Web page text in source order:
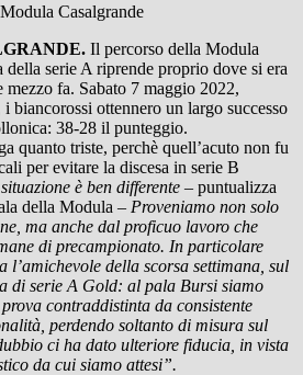
Casalgrande
Il percorso della Modula
della serie A riprende proprio dove si era
fa. Sabato 7 maggio 2022,
biancorossi ottennero un largo successo
38-28 il punteggio.
quanto triste, perchè quell’acuto non fu
per evitare la discesa in serie B
è ben differente – puntualizza
della Modula – Proveniamo non solo
ma anche dal proficuo lavoro che
di precampionato. In particolare
l’amichevole della scorsa settimana, sul
di serie A Gold: al pala Bursi siamo
contraddistinta da consistente
perdendo soltanto di misura sul
ci ha dato ulteriore fiducia, in vista
da cui siamo attesi”.